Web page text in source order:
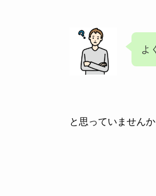
よ
と思っていませんか